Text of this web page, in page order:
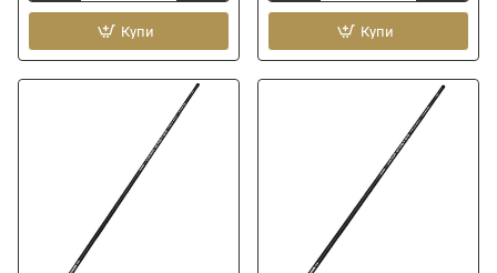
въдица
MITERSON
Triple-
D
Купи
MITERSON
River
Master
Купи